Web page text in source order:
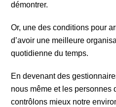
démontrer.
Or, une des conditions pour
d’avoir une meilleure
quotidienne du temps.
En devenant des
nous même et les personnes
contrôlons mieux notre